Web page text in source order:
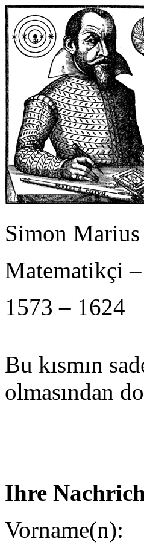
Simon Marius
Matematikçi
1573 – 1624
Bu kısmın
olmasından
Ihre
Vorname(n):